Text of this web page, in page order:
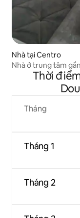
Nhà tại Centro
Nhà ở trung tâm
Thời
Tháng
Tháng 1
Tháng 2